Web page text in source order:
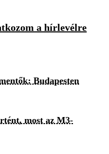
a hírlevélre
Budapesten
most az M3-